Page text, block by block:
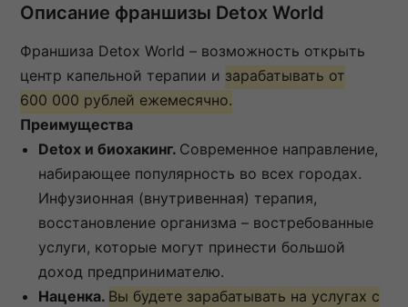
Описание франшизы Detox World
Франшиза Detox World – возможность открыть
центр капельной терапии и зарабатывать от
600 000 рублей ежемесячно.
Преимущества
Detox и биохакинг. Современное направление,
набирающее популярность во всех городах.
Инфузионная (внутривенная) терапия,
восстановление организма – востребованные
услуги, которые могут принести большой
доход предпринимателю.
Наценка. Вы будете зарабатывать на услугах с